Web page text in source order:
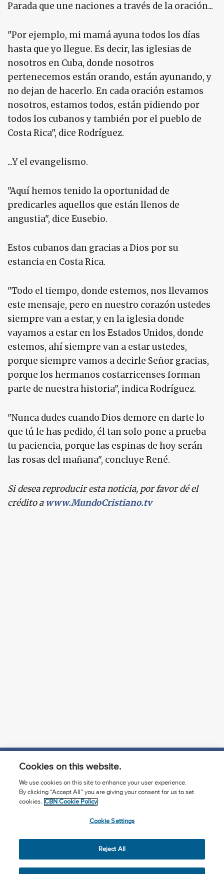
Parada que une naciones a través de la oración...
"Por ejemplo, mi mamá ayuna todos los días
hasta que yo llegue. Es decir, las iglesias de
nosotros en Cuba, donde nosotros
pertenecemos están orando, están ayunando, y
no dejan de hacerlo. En cada oración estamos
nosotros, estamos todos, están pidiendo por
todos los cubanos y también por el pueblo de
Costa Rica", dice Rodríguez.
...Y el evangelismo.
"Aquí hemos tenido la oportunidad de
predicarles aquellos que están llenos de
angustia", dice Eusebio.
Estos cubanos dan gracias a Dios por su
estancia en Costa Rica.
"Todo el tiempo, donde estemos, nos llevamos
este mensaje, pero en nuestro corazón ustedes
siempre van a estar, y en la iglesia donde
vayamos a estar en los Estados Unidos, donde
estemos, ahí siempre van a estar ustedes,
porque siempre vamos a decirle Señor gracias,
porque los hermanos costarricenses forman
parte de nuestra historia", indica Rodríguez.
"Nunca dudes cuando Dios demore en darte lo
que tú le has pedido, él tan solo pone a prueba
tu paciencia, porque las espinas de hoy serán
las rosas del mañana", concluye René.
Si desea reproducir esta noticia, por favor dé el
crédito a www.MundoCristiano.tv
¿Conoces a Jesús?
Suscríbase al boletín
Seguir Mundo Cristiano
Llama para oración: (506) 2257-2255
Terms of Use
© 2026 The Christian Broadcasting Network, Inc., A nonprofit
Cookies on this website.
We use cookies on this site to enhance your user experience.
By clicking “Accept All” you are giving your consent for us to set
cookies. CBN Cookie Policy
Cookie Settings
Reject All